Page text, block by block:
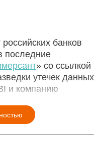
банков
последние
» со ссылкой
утечек данных
и компанию